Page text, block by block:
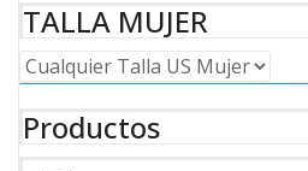
TALLA MUJER
Productos